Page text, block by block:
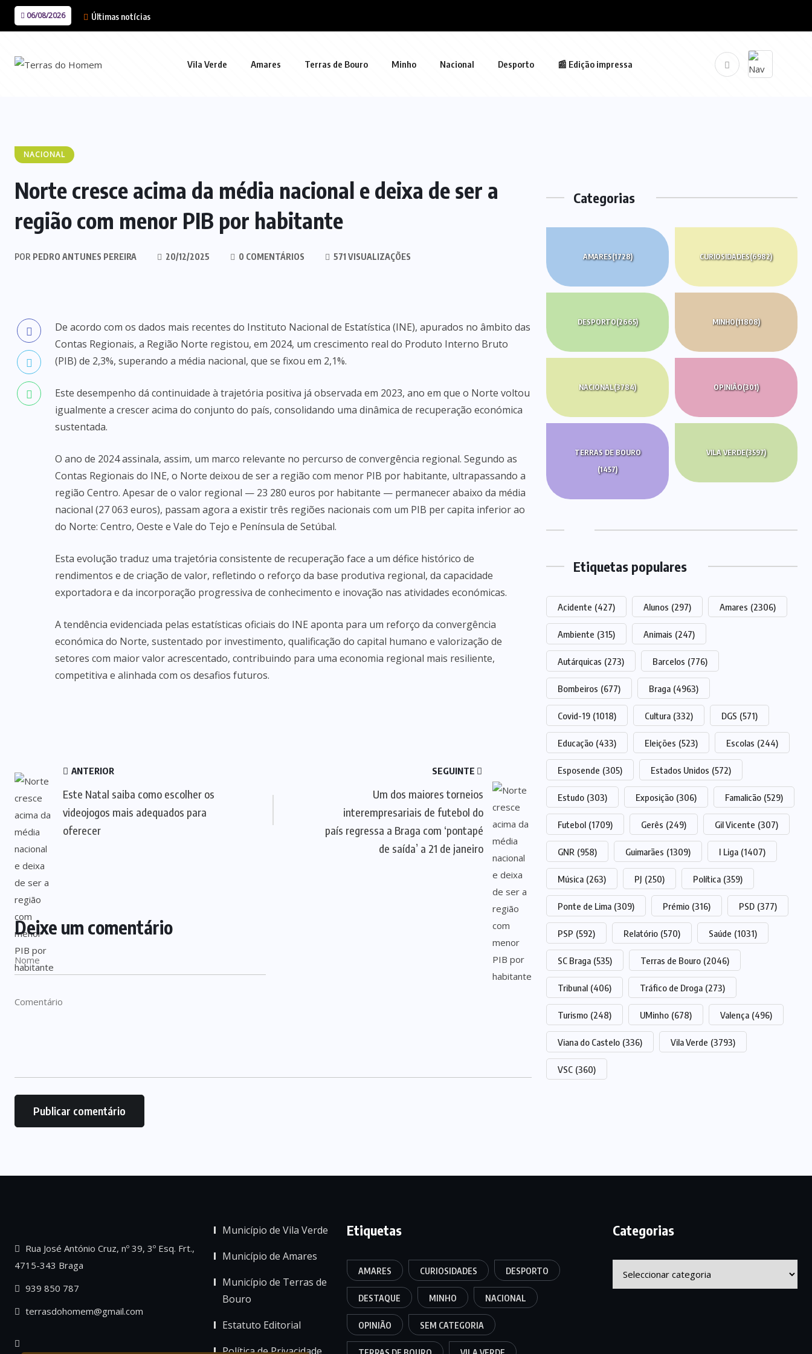
06/08/2026 Últimas notícias
Vila Verde Amares Terras de Bouro Minho Nacional Desporto 📰 Edição impressa
NACIONAL
Norte cresce acima da média nacional e deixa de ser a
região com menor PIB por habitante
POR PEDRO ANTUNES PEREIRA 20/12/2025 0 COMENTÁRIOS 571 VISUALIZAÇÕES
De acordo com os dados mais recentes do Instituto Nacional de Estatística (INE), apurados no âmbito das
Contas Regionais, a Região Norte registou, em 2024, um crescimento real do Produto Interno Bruto
(PIB) de 2,3%, superando a média nacional, que se fixou em 2,1%.
Este desempenho dá continuidade à trajetória positiva já observada em 2023, ano em que o Norte voltou
igualmente a crescer acima do conjunto do país, consolidando uma dinâmica de recuperação económica
sustentada.
O ano de 2024 assinala, assim, um marco relevante no percurso de convergência regional. Segundo as
Contas Regionais do INE, o Norte deixou de ser a região com menor PIB por habitante, ultrapassando a
região Centro. Apesar de o valor regional — 23 280 euros por habitante — permanecer abaixo da média
nacional (27 063 euros), passam agora a existir três regiões nacionais com um PIB per capita inferior ao
do Norte: Centro, Oeste e Vale do Tejo e Península de Setúbal.
Esta evolução traduz uma trajetória consistente de recuperação face a um défice histórico de
rendimentos e de criação de valor, refletindo o reforço da base produtiva regional, da capacidade
exportadora e da incorporação progressiva de conhecimento e inovação nas atividades económicas.
A tendência evidenciada pelas estatísticas oficiais do INE aponta para um reforço da convergência
económica do Norte, sustentado por investimento, qualificação do capital humano e valorização de
setores com maior valor acrescentado, contribuindo para uma economia regional mais resiliente,
competitiva e alinhada com os desafios futuros.
ANTERIOR
Este Natal saiba como escolher os
videojogos mais adequados para
oferecer
SEGUINTE
Um dos maiores torneios
interempresariais de futebol do
país regressa a Braga com ‘pontapé
de saída’ a 21 de janeiro
Deixe um comentário
Categorias
AMARES(1728) CURIOSIDADES(6982)
DESPORTO(2665) MINHO(11808)
NACIONAL(3784) OPINIÃO(301)
TERRAS DE BOURO
(1457)
VILA VERDE(3597)
Etiquetas populares
Acidente (427) Alunos (297) Amares (2306)
Ambiente (315) Animais (247)
Autárquicas (273) Barcelos (776)
Bombeiros (677) Braga (4963)
Covid-19 (1018) Cultura (332) DGS (571)
Educação (433) Eleições (523) Escolas (244)
Esposende (305) Estados Unidos (572)
Estudo (303) Exposição (306) Famalicão (529)
Futebol (1709) Gerês (249) Gil Vicente (307)
GNR (958) Guimarães (1309) I Liga (1407)
Música (263) PJ (250) Política (359)
Ponte de Lima (309) Prémio (316) PSD (377)
PSP (592) Relatório (570) Saúde (1031)
SC Braga (535) Terras de Bouro (2046)
Tribunal (406) Tráfico de Droga (273)
Turismo (248) UMinho (678) Valença (496)
Viana do Castelo (336) Vila Verde (3793)
VSC (360)
Rua José António Cruz, nº 39, 3º Esq. Frt.,
4715-343 Braga
939 850 787
terrasdohomem@gmail.com
Município de Vila Verde
Município de Amares
Município de Terras de
Bouro
Estatuto Editorial
Política de Privacidade
Etiquetas
AMARES CURIOSIDADES DESPORTO
DESTAQUE MINHO NACIONAL
OPINIÃO SEM CATEGORIA
Categorias